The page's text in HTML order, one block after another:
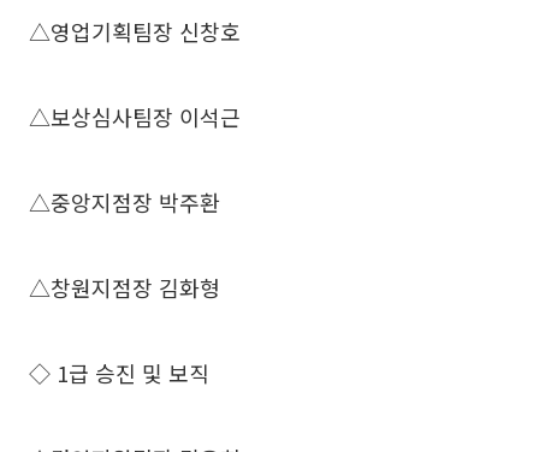
△영업기획팀장 신창호
△보상심사팀장 이석근
△중앙지점장 박주환
△창원지점장 김화형
◇ 1급 승진 및 보직